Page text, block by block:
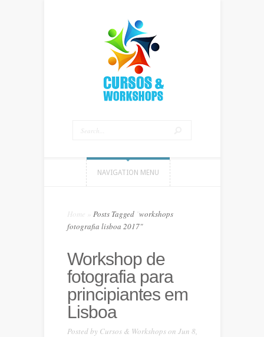
NAVIGATION MENU
Home Posts Tagged workshops
fotografia lisboa 2017"
Workshop de
fotografia para
principiantes em
Lisboa
Posted by Cursos & Workshopson Jun 8,